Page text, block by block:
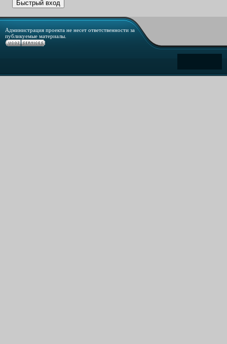
Администрация проекта не несет ответственности за
публикуемые материалы.